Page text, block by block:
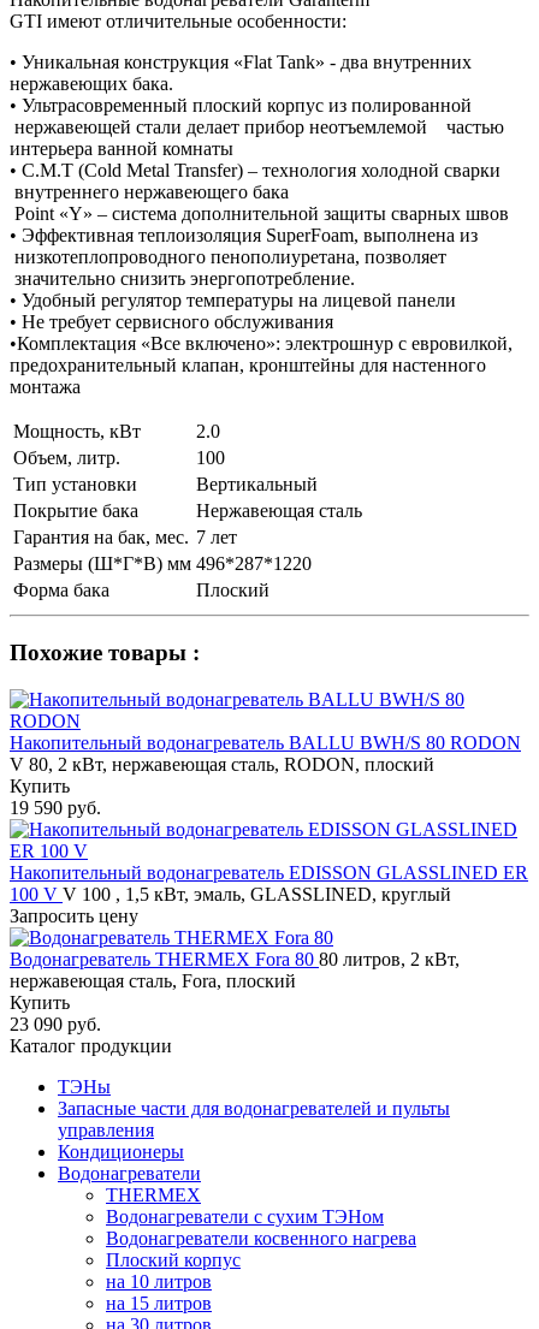
GTI имеют отличительные особенности:
• Уникальная конструкция «Flat Tank» - два внутренних
нержавеющих бака.
• Ультрасовременный плоский корпус из полированной
нержавеющей стали делает прибор неотъемлемой частью
интерьера ванной комнаты
• С.М.Т (Cold Metal Transfer) – технология холодной сварки
внутреннего нержавеющего бака
Point «Y» – система дополнительной защиты сварных швов
• Эффективная теплоизоляция SuperFoam, выполнена из
низкотеплопроводного пенополиуретана, позволяет
значительно снизить энергопотребление.
• Удобный регулятор температуры на лицевой панели
• Не требует сервисного обслуживания
•Комплектация «Все включено»: электрошнур с евровилкой,
предохранительный клапан, кронштейны для настенного
монтажа
Мощность, кВт
2.0
Объем, литр.
100
Тип установки
Вертикальный
Покрытие бака
Нержавеющая сталь
Гарантия на бак, мес. 7 лет
Размеры (Ш*Г*В) мм 496*287*1220
Форма бака
Плоский
Похожие товары :
Накопительный водонагреватель BALLU BWH/S 80 RODON
V 80, 2 кВт, нержавеющая сталь, RODON, плоский
Купить
19 590 руб.
Накопительный водонагреватель EDISSON GLASSLINED ER
100 V V 100 , 1,5 кВт, эмаль, GLASSLINED, круглый
Запросить цену
Водонагреватель THERMEX Fora 80 80 литров, 2 кВт,
нержавеющая сталь, Fora, плоский
Купить
23 090 руб.
Каталог продукции
ТЭНы
Запасные части для водонагревателей и пульты
управления
Кондиционеры
Водонагреватели
THERMEX
Водонагреватели с сухим ТЭНом
Водонагреватели косвенного нагрева
Плоский корпус
на 10 литров
на 15 литров
на 30 литров